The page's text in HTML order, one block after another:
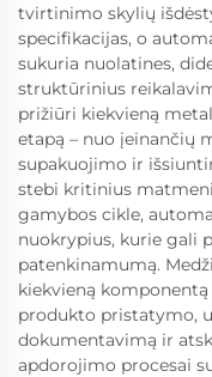
tvirtinimo skylių
specifikacijas, o
sukuria nuolatines,
struktūrinius
prižiūri kiekvieną
etapą – nuo įeinančių
supakuojimo ir
stebi kritinius
gamybos cikle,
nuokrypius, kurie gali
patenkinamumą.
kiekvieną
produkto pristatymo,
dokumentavimą ir
apdorojimo procesai